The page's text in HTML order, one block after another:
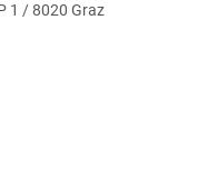
1 / 8020 Graz